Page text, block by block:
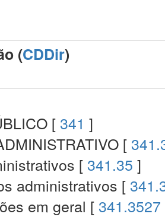
(CDDir)
[ 341 ]
[
[ 341.35 ]
administrativos [
em geral [ 341.3527